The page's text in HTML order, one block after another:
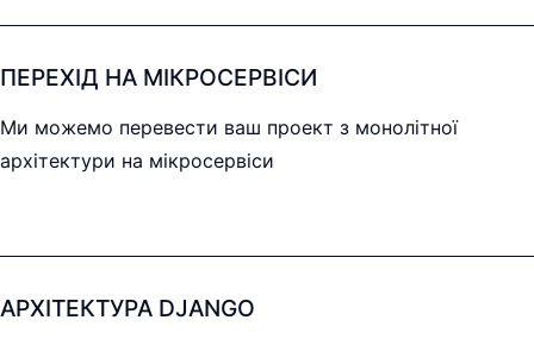
ПЕРЕХІД НА МІКРОСЕРВІСИ
Ми можемо перевести ваш проект з монолітної
архітектури на мікросервіси
АРХІТЕКТУРА DJANGO